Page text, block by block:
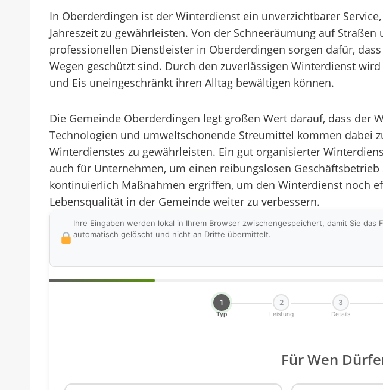
In Oberderdingen ist der Winterdienst ein unverzichtbarer
Jahreszeit zu gewährleisten. Von der Schneeräumung auf
professionellen Dienstleister in Oberderdingen sorgen dafür,
Wegen geschützt sind. Durch den zuverlässigen Winterdienst
und Eis uneingeschränkt ihren Alltag bewältigen können.
Die Gemeinde Oberderdingen legt großen Wert darauf, dass
Technologien und umweltschonende Streumittel kommen dabei
Winterdienstes zu gewährleisten. Ein gut organisierter
auch für Unternehmen, um einen reibungslosen
kontinuierlich Maßnahmen ergriffen, um den Winterdienst noch
Lebensqualität in der Gemeinde weiter zu verbessern.
Ihre Eingaben werden lokal in Ihrem Browser zwischengespeichert, damit Sie
automatisch gelöscht und nicht an Dritte übermittelt.
1
Typ
2
Leistung
3
Details
Für Wen